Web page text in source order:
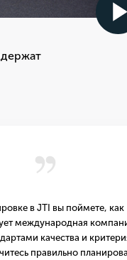
,,
в JTI вы поймете, как
международная
качества и
правильно